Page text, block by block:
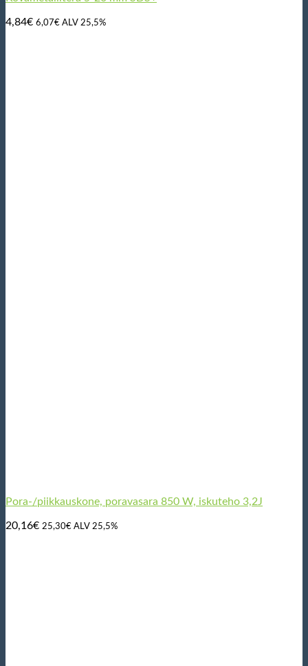
4,84€ 6,07€ ALV 25,5%
Pora-/piikkauskone, poravasara 850 W, iskuteho 3,2J
20,16€ 25,30€ ALV 25,5%